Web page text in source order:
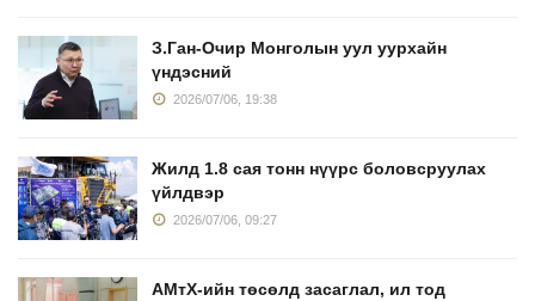
З.Ган-Очир Монголын уул уурхайн
үндэсний
2026/07/06, 19:38
Жилд 1.8 сая тонн нүүрс боловсруулах
үйлдвэр
2026/07/06, 09:27
АМтХ-ийн төсөлд засаглал, ил тод